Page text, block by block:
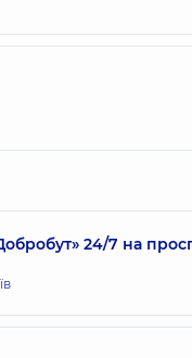
24/7 на